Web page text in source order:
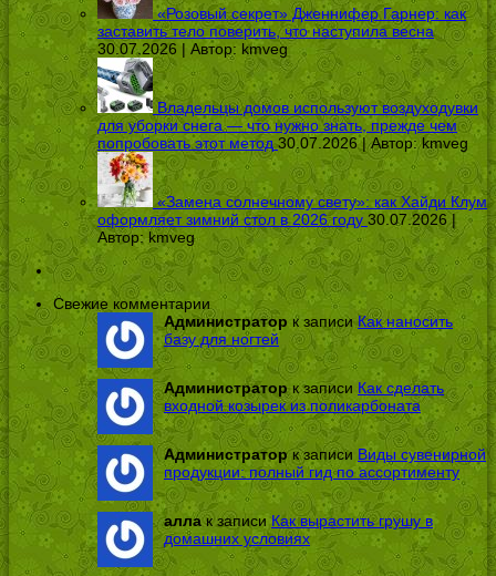
«Розовый секрет» Дженнифер Гарнер: как
заставить тело поверить, что наступила весна
30.07.2026 | Автор: kmveg
Владельцы домов используют воздуходувки
для уборки снега — что нужно знать, прежде чем
попробовать этот метод 30.07.2026 | Автор:kmveg
«Замена солнечному свету»: как Хайди Клум
оформляет зимний стол в 2026 году 30.07.2026 |
Автор:kmveg
Свежие комментарии
Администратор к записиКак наносить
базу для ногтей
Администраторк записи Как сделать
входной козырек из поликарбоната
Администраторк записи Виды сувенирной
продукции: полный гид по ассортименту
аллак записиКак вырастить грушу в
домашних условиях